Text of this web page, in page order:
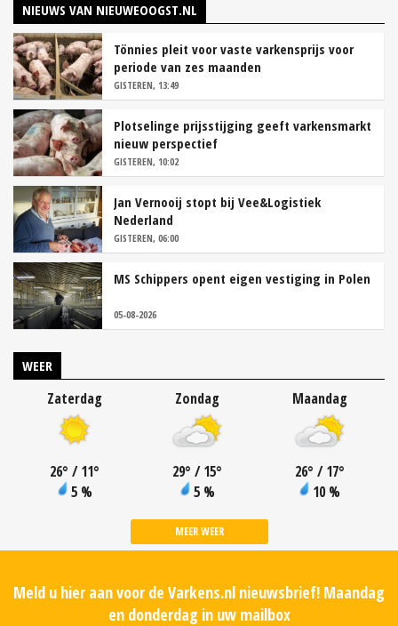
NIEUWS VAN NIEUWEOOGST.NL
Tönnies pleit voor vaste varkensprijs voor
periode van zes maanden
GISTEREN, 13:49
Plotselinge prijsstijging geeft varkensmarkt
nieuw perspectief
GISTEREN, 10:02
Jan Vernooij stopt bij Vee&Logistiek
Nederland
GISTEREN, 06:00
MS Schippers opent eigen vestiging in Polen
05-08-2026
WEER
Zaterdag
26° / 11°
5 %
Zondag
29° / 15°
5 %
Maandag
26° / 17°
10 %
MEER WEER
Meld u hier aan voor de Varkens.nl nieuwsbrief! Maandag
en donderdag in uw mailbox